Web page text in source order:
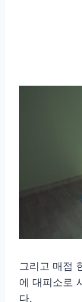
그리고 매점
에 대피소로
다.